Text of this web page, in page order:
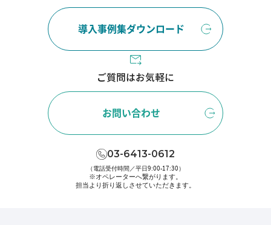
導入事例集ダウンロード
ご質問はお気軽に
お問い合わせ
03-6413-0612
（電話受付時間／平日9:00-17:30）
※オペレーターへ繋がります。
担当より折り返しさせていただきます。